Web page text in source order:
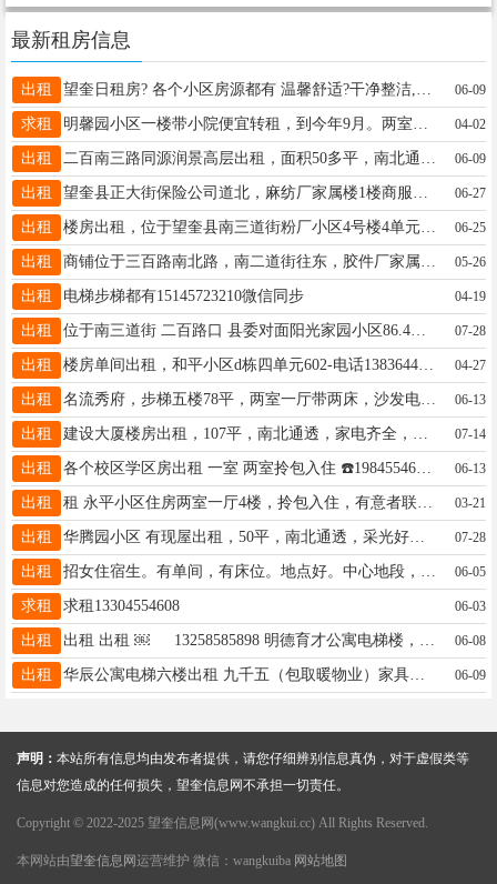
最新租房信息
出租 06-09
求租 04-02
出租 06-09
出租 06-27
出租 楼房出租，位于望奎县南三道街粉厂小区4号楼4单元401室。租期到2027年3月31日.租金5000元，包含取暖费物业费。联系电话：13604554469 06-25
出租 05-26
出租 电梯步梯都有15145723210微信同步 04-19
出租 位于南三道街 二百路口 县委对面阳光家园小区86.4平米，非顶楼，包取暖，包物业费，条件好，拎包入住 07-28
出租 楼房单间出租，和平小区d栋四单元602-电话13836448696微信同步 04-27
出租 名流秀府，步梯五楼78平，两室一厅带两床，沙发电视冰箱洗衣机热水器，租金9000，包括取暖物业，电话15146538745 06-13
出租 07-14
出租 各个校区学区房出租 一室 两室拎包入住 ☎️19845546067 06-13
出租 03-21
出租 华腾园小区 有现屋出租，50平，南北通透，采光好，交通方便，正街、医院、学校、市场都近，适合陪读及个人租住，屋里东西齐全，拎包入住，有意者电话：15549949444 徐女士 07-28
出租 06-05
求租 求租13304554608 06-03
出租 06-08
出租 华辰公寓电梯六楼出租 九千五（包取暖物业）家具家电齐全拎包入住15636630808 06-09
声明： 本站所有信息均由发布者提供，请您仔细辨别信息真伪，对于虚假类等
信息对您造成的任何损失，望奎信息网不承担一切责任。
Copyright © 2022-2025 望奎信息网(www.wangkui.cc) All Rights Reserved.
本网站由望奎信息网 运营维护 微信：wangkuiba 网站地图